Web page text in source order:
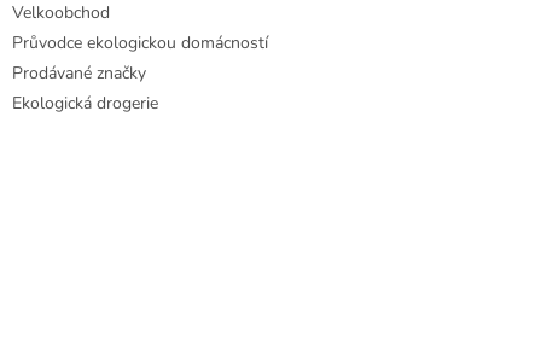
Velkoobchod
Průvodce ekologickou domácností
Prodávané značky
Ekologická drogerie